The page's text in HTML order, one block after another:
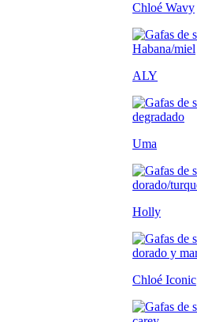
Chloé Wavy
ALY
Uma
Holly
Chloé Iconic